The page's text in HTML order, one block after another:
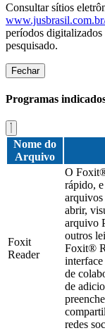
Consultar sítios
períodos
pesquisado.
Fechar
Programas
Nome do
Arquivo
Foxit
Reader
O
rápido,
abrir,
arquivo
outros
Foxit®
de
de
redes